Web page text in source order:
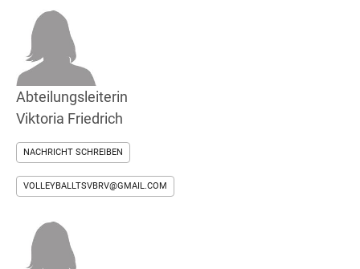
Abteilungsleiterin
Viktoria Friedrich
NACHRICHT SCHREIBEN
VOLLEYBALLTSVBRV@GMAIL.COM